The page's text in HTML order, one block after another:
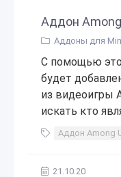
Аддон
Аддоны для
С помощью
будет
из видеоигры
искать кто
Аддон Among
21.10.20